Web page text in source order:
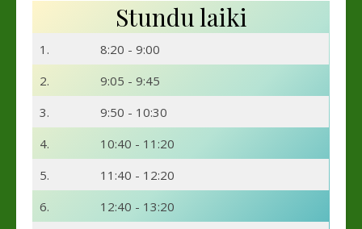
Stundu laiki
1.
8:20 - 9:00
2.
9:05 - 9:45
3.
9:50 - 10:30
4.
10:40 - 11:20
5.
11:40 - 12:20
6.
12:40 - 13:20